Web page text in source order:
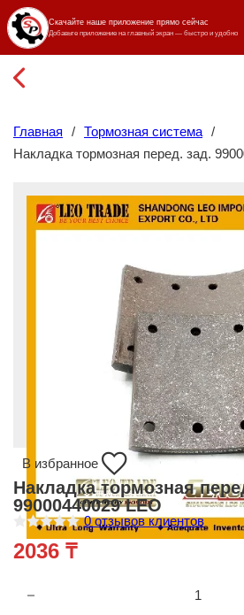
Главная / Тормозная система /
Накладка тормозная перед. зад.
В избранное
Накладка тормозная
99000440029 LEO
ц
е
0отзывов клиентов
2036 ₸
Количество товара Накладка